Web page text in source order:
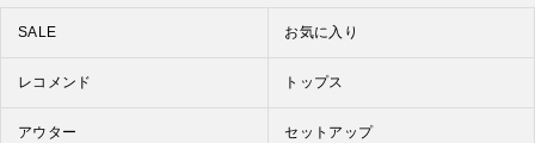
SALE お気に入り
レコメンド トップス
アウター セットアップ